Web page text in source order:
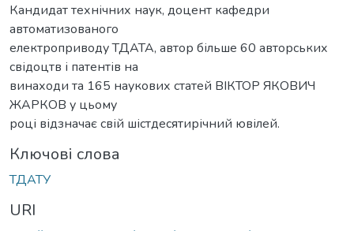
Кандидат технічних наук, доцент кафедри
автоматизованого
електроприводу ТДАТА, автор більше 60 авторських
свідоцтв і патентів на
винаходи та 165 наукових статей ВІКТОР ЯКОВИЧ
ЖАРКОВ у цьому
році відзначає свій шістдесятирічний ювілей.
Ключові слова
ТДАТУ
URI